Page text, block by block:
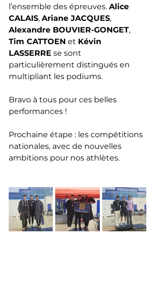
l’ensemble des épreuves. Alice
CALAIS, Ariane JACQUES,
Alexandre BOUVIER-GONGET,
Tim CATTOEN et Kévin
LASSERRE se sont
particulièrement distingués en
multipliant les podiums.
Bravo à tous pour ces belles
performances !
Prochaine étape : les compétitions
nationales, avec de nouvelles
ambitions pour nos athlètes.